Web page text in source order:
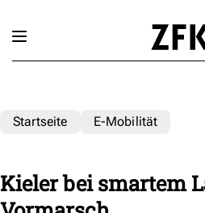
Startseite E-Mobilität
Kieler bei smartem